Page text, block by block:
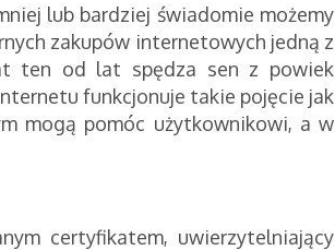
lub bardziej świadomie możemy
zakupów internetowych jedną z
ten od lat spędza sen z powiek
funkcjonuje takie pojęcie jak
mogą pomóc użytkownikowi, a w
certyfikatem, uwierzytelniający